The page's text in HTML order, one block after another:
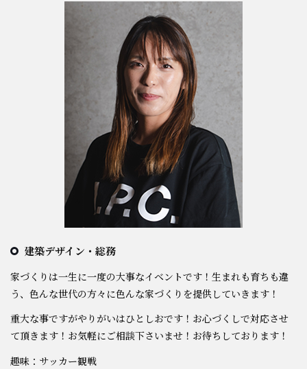
建築デザイン・総務
家づくりは一生に一度の大事なイベントです！生まれも育ちも違
う、色んな世代の方々に色んな家づくりを提供していきます！
重大な事ですがやりがいはひとしおです！お心づくしで対応させ
て頂きます！お気軽にご相談下さいませ！お待ちしております！
趣味：サッカー観戦